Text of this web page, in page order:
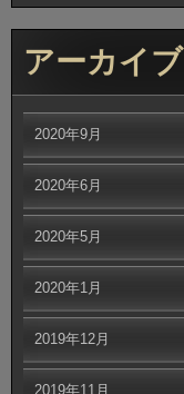
アーカイブ
2020年9月
2020年6月
2020年5月
2020年1月
2019年12月
2019年11月